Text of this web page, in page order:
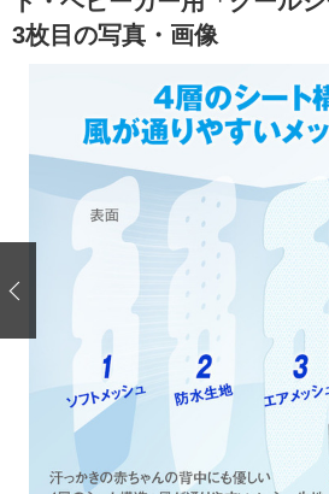
中国
注目の記事
ショップレポート
自動車豆知識 スト
鈑金・塗装
ディテイリング
ディテイリング
ヘッドライト磨き
フィルム・ラッピング
鈑金・塗装
小キズ直し
ストップ 不具合修理＆粗悪修理
カーメ
コラム
ショップ紹介
ショップレポート
レストア
カーメーカー「旧車」関連プロジ
ェクト
3枚目の写真・画像